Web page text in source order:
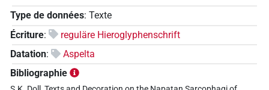
Type de données: Texte
Écriture:
reguläre Hieroglyphenschrift
Datation:
Aspelta
Bibliographie